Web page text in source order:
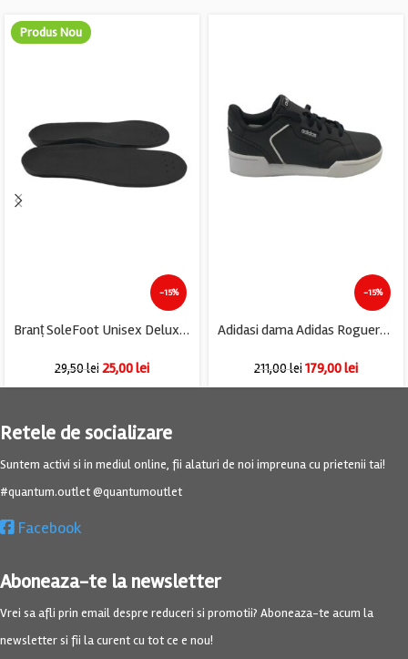
Produs Nou
-15%
Branț SoleFoot Unisex Deluxe Edition [SPORT DELUXE], negru.
29,50lei25,00lei
-15%
Adidasi dama Adidas Roguera, imitatie de piele, negru
211,00lei179,00lei
Retele de socializare
Suntem activi si in mediul online, fii alaturi de noi impreuna cu prietenii tai!
#quantum.outlet @quantumoutlet
Facebook
Aboneaza-te la newsletter
Vrei sa afli prin email despre reduceri si promotii? Aboneaza-te acum la
newsletter si fii la curent cu tot ce e nou!